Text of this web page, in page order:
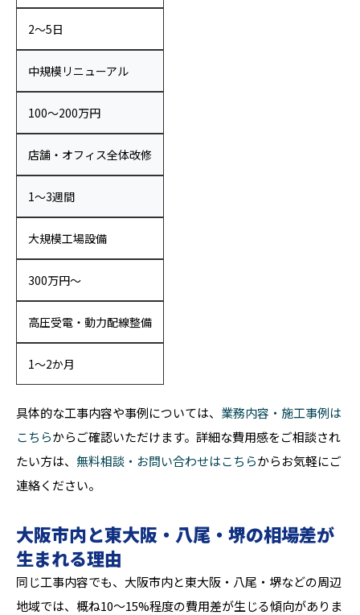
2〜5日
中規模リニューアル
100〜200万円
店舗・オフィス全体改修
1〜3週間
大規模工場設備
300万円〜
高圧受電・動力配線整備
1〜2か月
具体的な工事内容や事例については、 業務内容・施工事例は
こちらからご確認いただけます。詳細な費用感をご相談され
たい方は、 無料相談・お問い合わせはこちらからお気軽にご
連絡ください。
大阪市内と東大阪・八尾・堺の相場差が
生まれる理由
同じ工事内容でも、大阪市内と東大阪・八尾・堺などの周辺
地域では、概ね10〜15%程度の費用差が生じる傾向がありま